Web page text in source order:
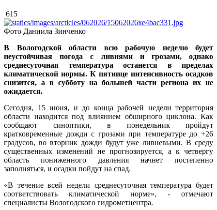
615
Фото Даниила Зинченко
В Вологодской области всю рабочую неделю будет
неустойчивая погода с ливнями и грозами, однако
среднесуточная температура останется в пределах
климатической нормы. К пятнице интенсивность осадков
снизится, а в субботу на большей части региона их не
ожидается.
Сегодня, 15 июня, и до конца рабочей недели территория
области находится под влиянием обширного циклона. Как
сообщают синоптики, в понедельник пройдут
кратковременные дожди с грозами при температуре до +26
градусов, во вторник дожди будут уже ливневыми. В среду
существенных изменений не прогнозируется, а к четвергу
область пониженного давления начнет постепенно
заполняться, и осадки пойдут на спад.
«В течение всей недели среднесуточная температура будет
соответствовать климатической норме», - отмечают
специалисты Вологодского гидрометцентра.